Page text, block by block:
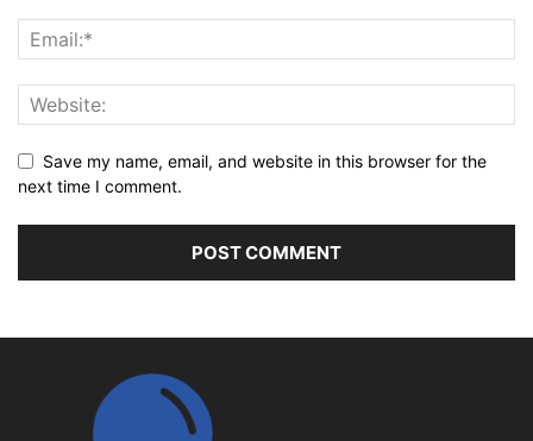
Save my name, email, and website in this browser for the
next time I comment.